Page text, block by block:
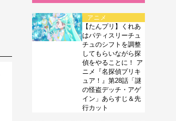
アニメ
【たんプリ】くれあ
はパティスリーチュ
チュのシフトを調整
してもらいながら探
偵をやることに！ ア
ニメ『名探偵プリキ
ュア！』第28話「謎
の怪盗デッチ・アゲ
イン」あらすじ＆先
行カット